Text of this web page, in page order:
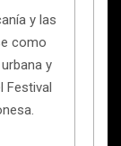
y las
como
y
Festival